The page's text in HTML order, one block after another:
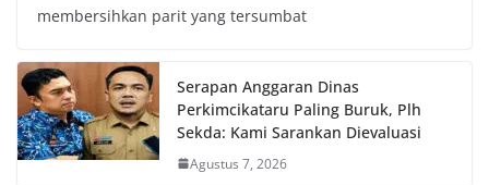
membersihkan parit yang tersumbat
Serapan Anggaran Dinas
Perkimcikataru Paling Buruk, Plh
Sekda: Kami Sarankan Dievaluasi
Agustus 7, 2026